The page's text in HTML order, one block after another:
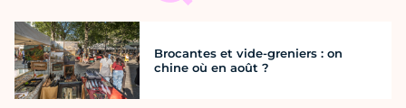
Brocantes et vide-greniers : on
chine où en août ?